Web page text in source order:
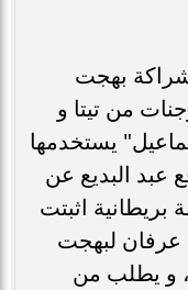
بهجت
من تيتا و
يستخدمها
عبد البديع عن
اثبتت
لبهجت
و يطلب من